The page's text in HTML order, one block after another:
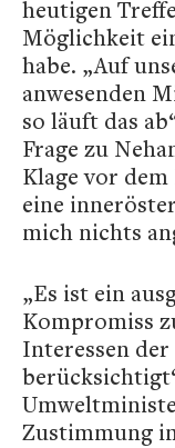
heutigen
Möglichkeit
habe. „Auf
anwesenden
so läuft das
Frage zu
Klage vor
eine
mich nichts
„Es ist ein
Kompromiss
Interessen
Zustimmung